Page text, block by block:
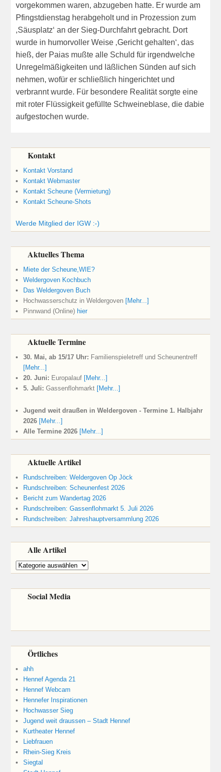
vorgekommen waren, abzugeben hatte. Er wurde am
Pfingstdienstag herabgeholt und in Prozession zum
‚Säusplatz‘ an der Sieg-Durchfahrt gebracht. Dort
wurde in humorvoller Weise ‚Gericht gehalten‘, das
hieß, der Paias mußte alle Schuld für irgendwelche
Unregelmäßigkeiten und läßlichen Sünden auf sich
nehmen, wofür er schließlich hingerichtet und
verbrannt wurde. Für besondere Realität sorgte eine
mit roter Flüssigkeit gefüllte Schweineblase, die dabie
aufgestochen wurde.
Kontakt
Kontakt Vorstand
Kontakt Webmaster
Kontakt Scheune (Vermietung)
Kontakt Scheune-Shots
Werde Mitglied der IGW :-)
Aktuelles Thema
Miete der Scheune,WIE?
Weldergoven Kochbuch
Das Weldergoven Buch
Hochwasserschutz in Weldergoven [Mehr...]
Pinnwand (Online) hier
Aktuelle Termine
30. Mai, ab 15/17 Uhr: Familienspieletreff und Scheunentreff
[Mehr...]
20. Juni: Europalauf [Mehr...]
5. Juli:Gassenflohmarkt [Mehr...]
Jugend weit draußen in Weldergoven - Termine 1. Halbjahr
2026 [Mehr...]
Alle Termine 2026 [Mehr...]
Aktuelle Artikel
Rundschreiben: Weldergoven Op Jöck
Rundschreiben: Scheunenfest 2026
Bericht zum Wandertag 2026
Rundschreiben: Gassenflohmarkt 5. Juli 2026
Rundschreiben: Jahreshauptversammlung 2026
Alle Artikel
Alle
Artikel
Social Media
Örtliches
ahh
Hennef Agenda 21
Hennef Webcam
Hennefer Inspirationen
Hochwasser Sieg
Jugend weit draussen – Stadt Hennef
Kurtheater Hennef
Liebfrauen
Rhein-Sieg Kreis
Siegtal